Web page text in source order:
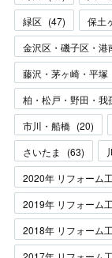
緑区 (47) 保土
金沢区・磯子区・港
藤沢・茅ヶ崎・平塚
柏・松戸・野田・我
市川・船橋 (20)
さいたま
(63)
2020年 リフォーム
2019年 リフォーム
2018年 リフォーム